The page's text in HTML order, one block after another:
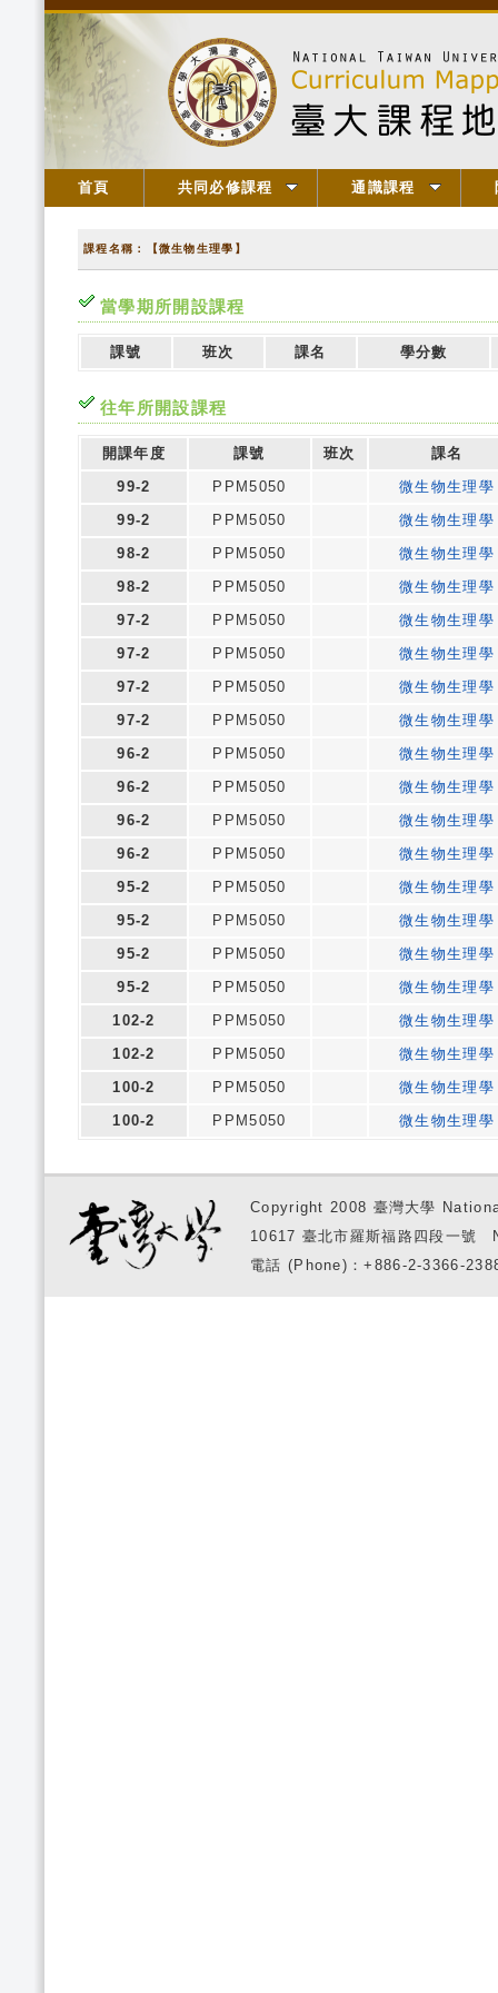
首頁 共同必修課程 通識課程
課程名稱：【微生物生理學】
當學期所開設課程
課號 班次 課名 學分數
往年所開設課程
開課年度 課號 班次
課名
99-2
PPM5050
微生物生理學
99-2
PPM5050
微生物生理學
98-2
PPM5050
微生物生理學
98-2
PPM5050
微生物生理學
97-2
PPM5050
微生物生理學
97-2
PPM5050
微生物生理學
97-2
PPM5050
微生物生理學
97-2
PPM5050
微生物生理學
96-2
PPM5050
微生物生理學
96-2
PPM5050
微生物生理學
96-2
PPM5050
微生物生理學
96-2
PPM5050
微生物生理學
95-2
PPM5050
微生物生理學
95-2
PPM5050
微生物生理學
95-2
PPM5050
微生物生理學
95-2
PPM5050
微生物生理學
102-2
PPM5050
微生物生理學
102-2
PPM5050
微生物生理學
100-2
PPM5050
微生物生理學
100-2
PPM5050 微生物生理學
Copyright 2008 臺灣大學
10617 臺北市羅斯福路四段一
電話 (Phone)：+886-2-3366-